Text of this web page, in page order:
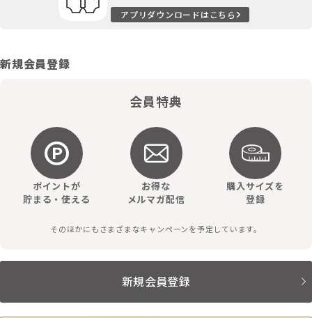
アプリダウンロードはこちら
新規会員登録
会員特典
ポイントが
貯まる・使える
お得な
メルマガ配信
購入サイズを
登録
そのほかにもさまざまなキャンペーンを予定しています。
新規会員登録